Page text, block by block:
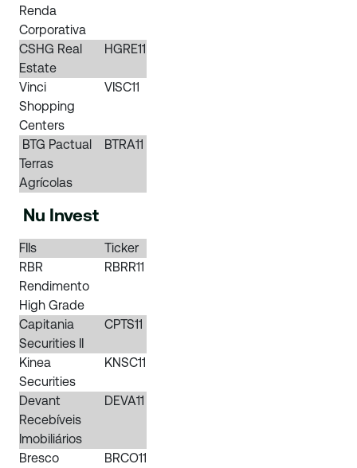
Renda
Corporativa
CSHG Real
Estate
HGRE11
Vinci
Shopping
Centers
VISC11
BTG Pactual
Terras
Agrícolas
BTRA11
Nu Invest
FIIs
Ticker
RBR
Rendimento
High Grade
RBRR11
Capitania
Securities II
CPTS11
Kinea
Securities
KNSC11
Devant
Recebíveis
Imobiliários
DEVA11
Bresco
BRCO11